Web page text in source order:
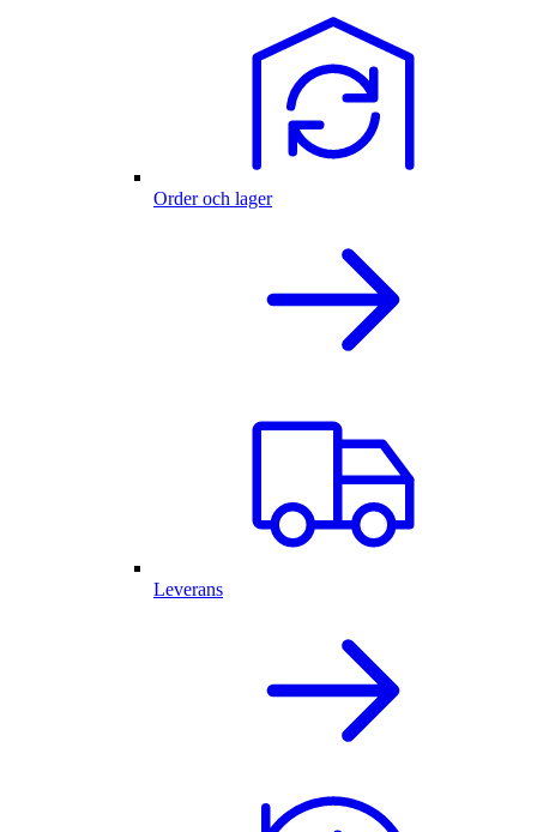
Order och lager
Leverans